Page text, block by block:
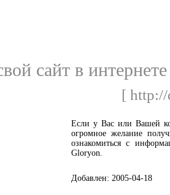
сайт в
[
Если у Вас или Вашей
огромное желание
ознакомиться с
Gloryon.
Добавлен: 2005-04-18